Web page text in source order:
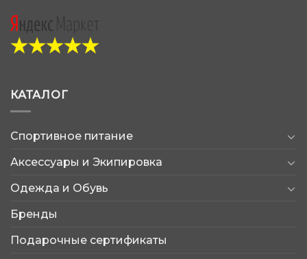
КАТАЛОГ
Спортивное питание
Аксессуары и Экипировка
Одежда и Обувь
Бренды
Подарочные сертификаты